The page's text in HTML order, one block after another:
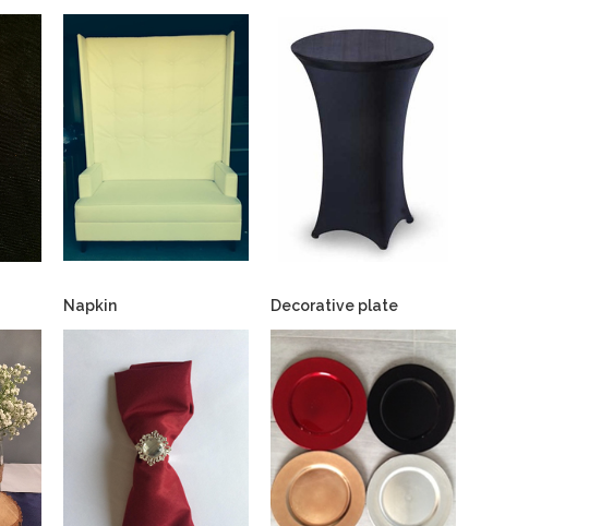
Napkin Decorative plate